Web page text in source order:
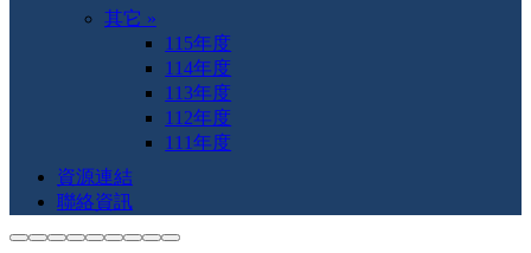
其它 »
115年度
114年度
113年度
112年度
111年度
資源連結
聯絡資訊